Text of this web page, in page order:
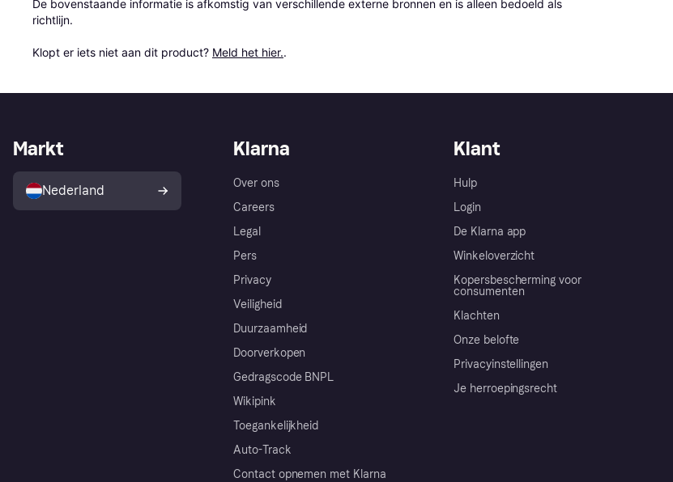
De bovenstaande informatie is afkomstig van verschillende externe bronnen en is alleen bedoeld als
richtlijn.
Klopt er iets niet aan dit product? Meld het hier..
Klarna
Over ons
Careers
Legal
Pers
Privacy
Veiligheid
Duurzaamheid
Doorverkopen
Gedragscode BNPL
Wikipink
Toegankelijkheid
Auto-Track
Contact opnemen met Klarna
Klant
Hulp
Login
De Klarna app
Winkeloverzicht
Kopersbescherming voor
consumenten
Klachten
Onze belofte
Privacyinstellingen
Je herroepingsrecht
Markt
Nederland